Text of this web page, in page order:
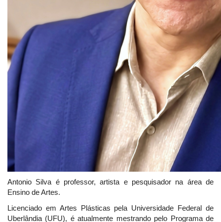
Antonio Silva é professor, artista e pesquisador na área de
Ensino de Artes.
Licenciado em Artes Plásticas pela Universidade Federal de
Uberlândia (UFU), é atualmente mestrando pelo Programa de